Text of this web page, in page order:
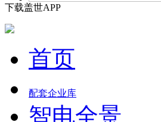
下载盖世APP
首页
配套企业库
智电全景